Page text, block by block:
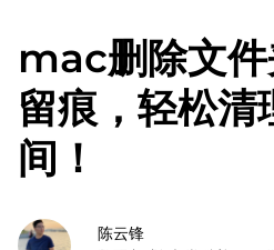
mac删除文
留痕，轻松
间！
陈云锋